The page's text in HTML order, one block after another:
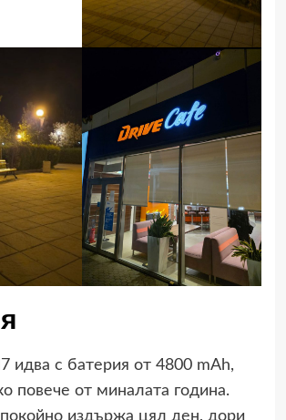
идва с батерия от 4800 mAh,
повече от миналата година.